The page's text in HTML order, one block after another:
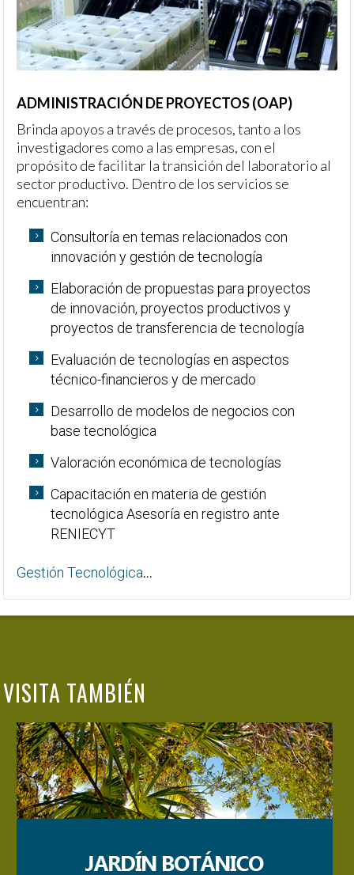
ADMINISTRACIÓN DE PROYECTOS (OAP)
Brinda apoyos a través de procesos, tanto a los
investigadores como a las empresas, con el
propósito de facilitar la transición del laboratorio al
sector productivo. Dentro de los servicios se
encuentran:
Consultoría en temas relacionados con
innovación y gestión de tecnología
Elaboración de propuestas para proyectos
de innovación, proyectos productivos y
proyectos de transferencia de tecnología
Evaluación de tecnologías en aspectos
técnico-financieros y de mercado
Desarrollo de modelos de negocios con
base tecnológica
Valoración económica de tecnologías
Capacitación en materia de gestión
tecnológica Asesoría en registro ante
RENIECYT
Gestión Tecnológica...
VISITA TAMBIÉN